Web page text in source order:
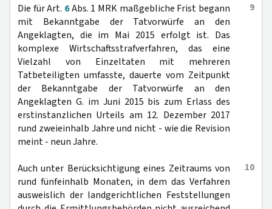
9
Die für Art. 6Abs. 1 MRK maßgebliche Frist begann
mit Bekanntgabe der Tatvorwürfe an den
Angeklagten, die im Mai 2015 erfolgt ist. Das
komplexe Wirtschaftsstrafverfahren, das eine
Vielzahl von Einzeltaten mit mehreren
Tatbeteiligten umfasste, dauerte vom Zeitpunkt
der Bekanntgabe der Tatvorwürfe an den
Angeklagten G. im Juni 2015 bis zum Erlass des
erstinstanzlichen Urteils am 12. Dezember 2017
rund zweieinhalb Jahre und nicht - wie die Revision
meint - neun Jahre.
10
Auch unter Berücksichtigung eines Zeitraums von
rund fünfeinhalb Monaten, in dem das Verfahren
ausweislich der landgerichtlichen Feststellungen